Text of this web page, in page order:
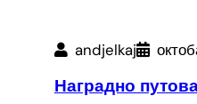
andjelkaj
Наградно